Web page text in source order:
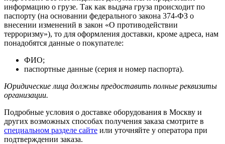
информацию о грузе. Так как выдача груза происходит по
паспорту (на основании федерального закона 374-ФЗ о
внесении изменений в закон «О противодействии
терроризму»), то для оформления доставки, кроме адреса, нам
понадобятся данные о покупателе:
ФИО;
паспортные данные (серия и номер паспорта).
Юридические лица должны предоставить полные реквизиты
организации.
Подробные условия о доставке оборудования в Москву и
других возможных способах получения заказа смотрите в
специальном разделе сайте или уточняйте у оператора при
подтверждении заказа.